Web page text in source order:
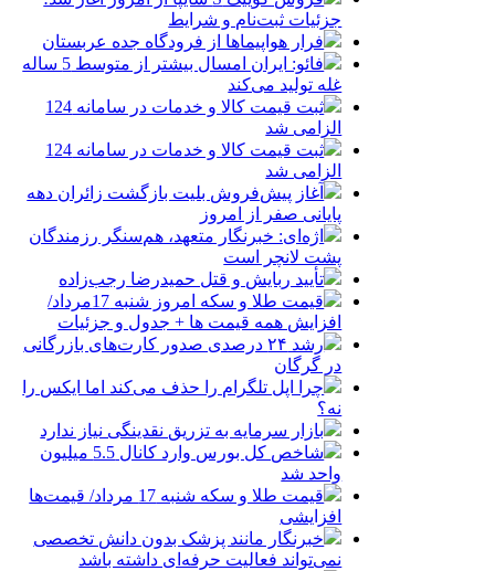
جزئیات ثبت‌نام و شرایط
فرار هواپیماها از فرودگاه جده عربستان
فائو: ایران امسال بیشتر از متوسط 5 ساله
غله تولید می‌کند
ثبت قیمت کالا و خدمات در سامانه 124
الزامی شد
ثبت قیمت کالا و خدمات در سامانه 124
الزامی شد
آغاز پیش‌فروش بلیت بازگشت زائران دهه
پایانی صفر از امروز
اژه‌ای: خبرنگار متعهد، هم‌سنگر رزمندگان
پشت لانچر است
تأیید ربایش و قتل حمیدرضا رجب‌زاده
قیمت طلا و سکه امروز شنبه 17مرداد/
افزایش همه قیمت ها + جدول و جزئیات
رشد ۲۴ درصدی صدور کارت‌های بازرگانی
در گرگان
چرا اپل تلگرام را حذف می‌کند اما ایکس را
نه؟
بازار سرمایه به تزریق نقدینگی نیاز ندارد
شاخص کل بورس وارد کانال 5.5 میلیون
واحد شد
قیمت طلا و سکه شنبه 17 مرداد/ قیمت‌ها
افزایشی
خبرنگار مانند پزشک بدون دانش تخصصی
نمی‌تواند فعالیت حرفه‌ای داشته باشد